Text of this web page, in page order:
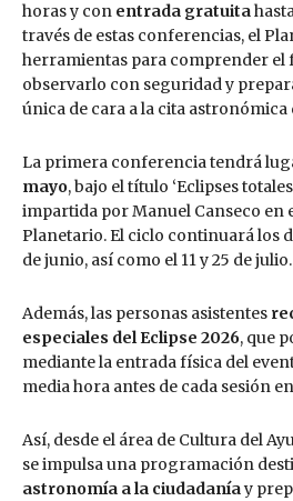
horas y con entrada gratuita
través de estas conferencias, el
herramientas para comprender el
observarlo con seguridad y
única de cara a la cita astronómica
La primera conferencia tendrá
mayo, bajo el título ‘Eclipses
impartida por Manuel Canseco en
Planetario. El ciclo continuará los
de junio, así como el 11 y 25 de julio.
Además, las personas asistentes
especiales del Eclipse 2026, que
mediante la entrada física del
media hora antes de cada sesión
Así, desde el área de Cultura del
se impulsa una programación
astronomía a la ciudadaníay